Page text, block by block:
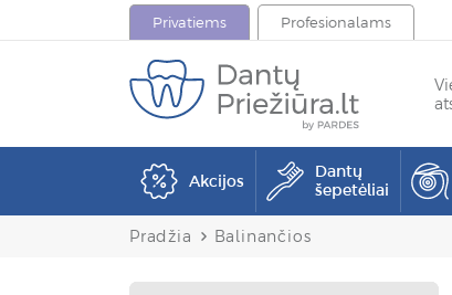
Privatiems Profesionalams
Akcijos
Dantų
šepetėliai
Pradžia Balinančios